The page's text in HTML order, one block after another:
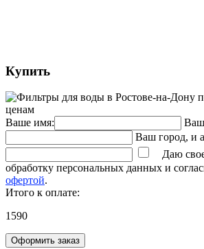
Купить
Ваше имя:
Ваш
Ваш город, и
Даю свое
обработку персональных данных и
офертой.
Итого к оплате:
1590
Оформить заказ